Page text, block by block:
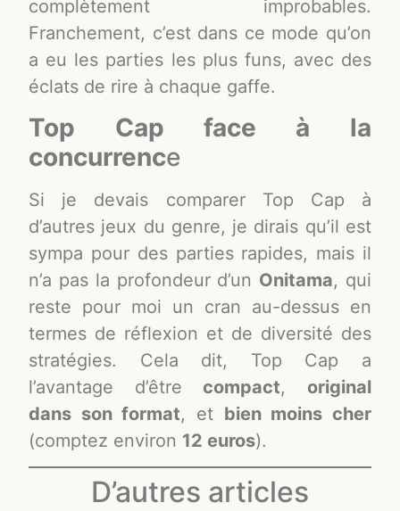
complètement improbables.
Franchement, c’est dans ce mode qu’on
a eu les parties les plus funs, avec des
éclats de rire à chaque gaffe.
Top Cap face à la
concurrence
Si je devais comparer Top Cap à
d’autres jeux du genre, je dirais qu’il est
sympa pour des parties rapides, mais il
n’a pas la profondeur d’un Onitama, qui
reste pour moi un cran au-dessus en
termes de réflexion et de diversité des
stratégies. Cela dit, Top Cap a
l’avantage d’êtrecompact, original
dans son format, et bien moins cher
(comptez environ 12 euros).
D’autres articles